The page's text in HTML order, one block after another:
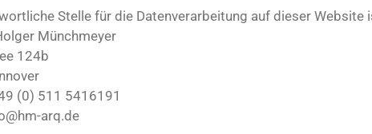
Stelle für die Datenverarbeitung auf dieser Website
Münchmeyer
124b
(0) 511 5416191
arq.de